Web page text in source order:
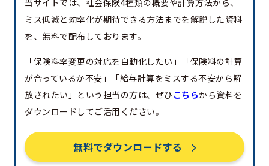
ミス低減と効率化が期待できる方法までを解説した資料
を、無料で配布しております。
「保険料率変更の対応を自動化したい」「保険料の計算
が合っているか不安」「給与計算をミスする不安から解
放されたい」という担当の方は、ぜひ こちらから資料を
ダウンロードしてご活用ください。
無料でダウンロードする